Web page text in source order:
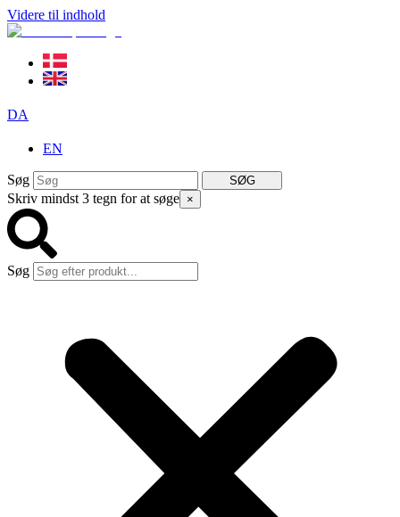
Videre til indhold
DA
EN
Søg SØG
Skriv mindst 3 tegn for at søge ×
Søg